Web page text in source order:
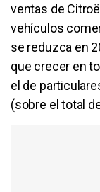
ventas de
vehículos
se reduzca en
que crecer en
el de
(sobre el total